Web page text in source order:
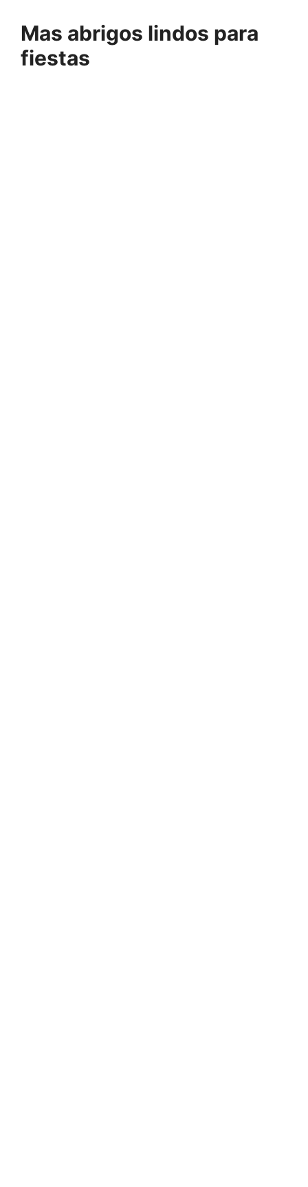
Mas abrigos lindos para
fiestas